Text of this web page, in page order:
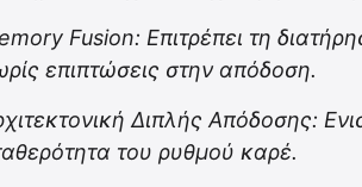
Fusion: Επιτρέπει τη
επιπτώσεις στην απόδοση.
Διπλής Απόδοσης:
του ρυθμού καρέ.